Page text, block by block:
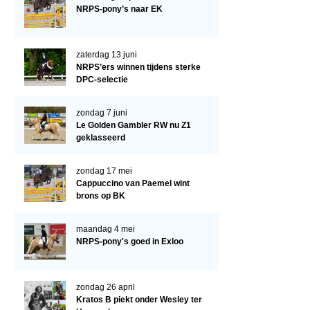
Veulenregistratie
Veulens en merries
Zoek een NRPS paard
Informatie aan je paard of pony toevoegen
Onze fokkerij
Fokkerij informatie
Fokprogramma's en registratie
Veulen registratie
Predicaten
NRPS-pony’s naar EK
zaterdag 13 juni
NRPS’ers winnen tijdens sterke
DPC-selectie
zondag 7 juni
Le Golden Gambler RW nu Z1
geklasseerd
zondag 17 mei
Cappuccino van Paemel wint
brons op BK
maandag 4 mei
NRPS-pony's goed in Exloo
zondag 26 april
Kratos B piekt onder Wesley ter